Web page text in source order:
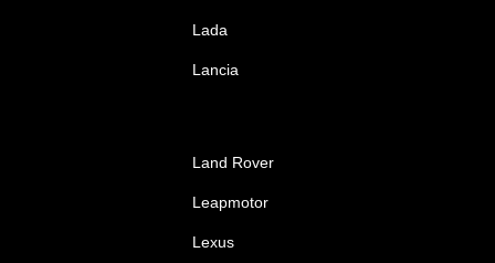
Lada
Lancia
Land Rover
Leapmotor
Lexus